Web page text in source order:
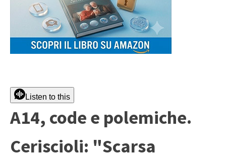
Listen to this
A14, code e polemiche.
Ceriscioli: "Scarsa